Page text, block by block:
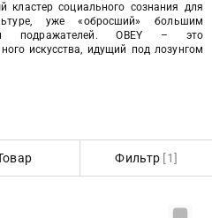
кластер социального сознания для
уже «обросший» большим
и подражателей. OBEY – это
искусства, идущий под лозунгом
Фильтр [1]